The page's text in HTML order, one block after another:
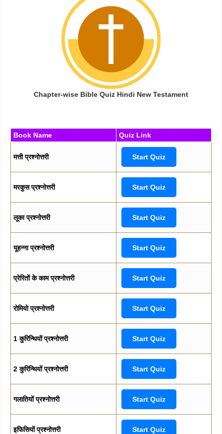
Chapter-wise Bible Quiz Hindi New Testament
Book Name Quiz Link
मत्ती प्रश्नोत्तरी Start Quiz
मरकुस प्रश्नोत्तरी Start Quiz
लूका प्रश्नोत्तरी Start Quiz
यूहन्ना प्रश्नोत्तरी Start Quiz
प्रेरितों के काम प्रश्नोत्तरी Start Quiz
रोमियो प्रश्नोत्तरी Start Quiz
1 कुरिन्थियों प्रश्नोत्तरी Start Quiz
2 कुरिन्थियों प्रश्नोत्तरी Start Quiz
गलातियों प्रश्नोत्तरी Start Quiz
इफिसियों प्रश्नोत्तरी Start Quiz